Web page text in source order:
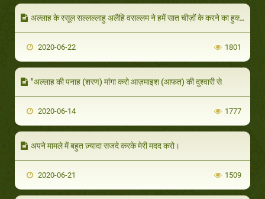
अल्लाह के रसूल सल्लल्लाहु अ़लैहि वसल्लम ने हमें सात चीज़ों के करने का हुक्म दिया और साथ चीज़ों से मना किया।
2020-06-22 1801
"अल्लाह की पनाह (शरण) मांगा करो आज़माइश (आफत) की दुश्वारी से
2020-06-14 1777
अपने मामले में बहुत ज़्यादा सजदे करके मेरी मदद करो।
2020-06-21 1509